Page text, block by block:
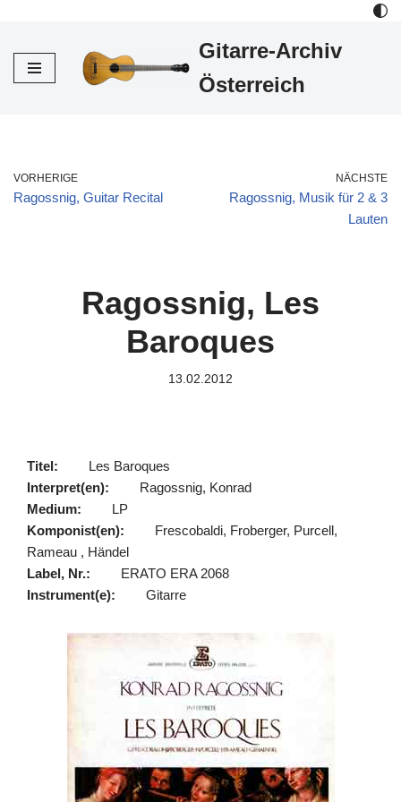
Inhalt
Gitarre-Archiv
Österreich
VORHERIGE
Ragossnig, Guitar Recital
NÄCHSTE
Ragossnig, Musik für 2 & 3
Lauten
Ragossnig, Les
Baroques
13.02.2012
Titel:
Les Baroques
Interpret(en):
Ragossnig, Konrad
Medium:
LP
Komponist(en):
Frescobaldi, Froberger, Purcell,
Rameau , Händel
Label, Nr.:
ERATO ERA 2068
Instrument(e):
Gitarre